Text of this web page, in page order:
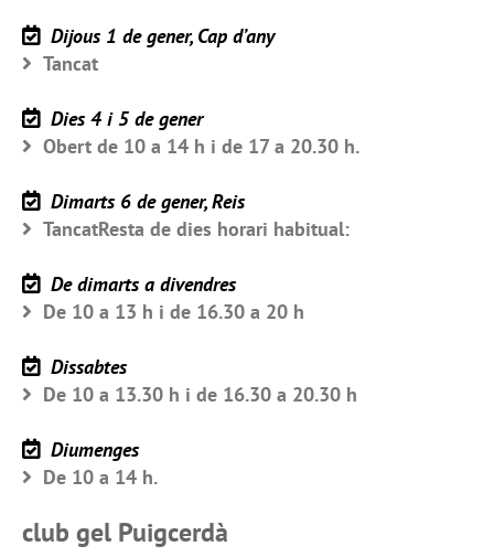
Dijous 1 de gener, Cap d’any
Tancat
Dies 4 i 5 de gener
Obert de 10 a 14 h i de 17 a 20.30 h.
Dimarts 6 de gener, Reis
TancatResta de dies horari habitual:
De dimarts a divendres
De 10 a 13 h i de 16.30 a 20 h
Dissabtes
De 10 a 13.30 h i de 16.30 a 20.30 h
Diumenges
De 10 a 14 h.
club gel Puigcerdà